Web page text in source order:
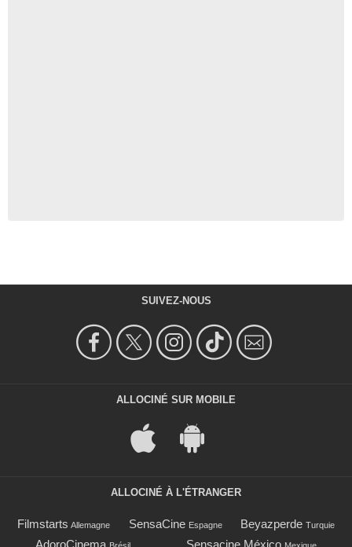
SUIVEZ-NOUS
ALLOCINÉ SUR MOBILE
ALLOCINÉ À L'ÉTRANGER
Filmstarts Allemagne SensaCine Espagne Beyazperde Turquie
AdoroCinema Sensacine México